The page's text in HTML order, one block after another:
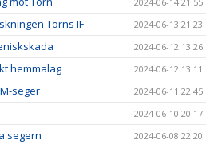
Torns IF 2024-06-13 21:23
2024-06-12 13:26
hemmalag 2024-06-12 13:11
seger 2024-06-11 22:45
2024-06-10 20:17
segern 2024-06-08 22:20